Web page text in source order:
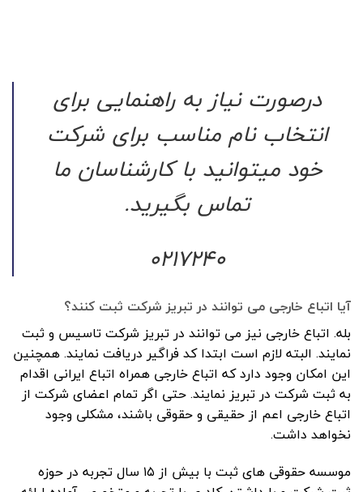
درصورت نیاز به راهنمایی برای
انتخاب نام مناسب برای شرکت
خود میتوانید با کارشناسان ما
تماس بگیرید.
۰۲۱۷۲۴۰
آیا اتباع خارجی می توانند در تبریز شرکت ثبت کنند؟
بله. اتباع خارجی نیز می توانند در تبریز شرکت تاسیس و ثبت
نمایند. البته لازم است ابتدا کد فراگیر دریافت نمایند. همچنین
این امکان وجود دارد که اتباع خارجی همراه اتباع ایرانی اقدام
به ثبت شرکت در تبریز نمایند. حتی اگر تمام اعضای شرکت از
اتباع خارجی اعم از حقیقی و حقوقی باشند، مشکلی وجود
نخواهد داشت.
موسسه حقوقی های ثبت با بیش از ۱۵ سال تجربه در حوزه